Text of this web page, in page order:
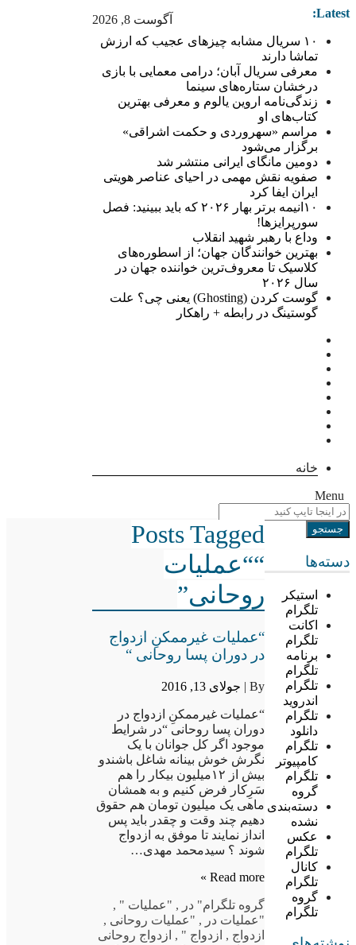
آگوست 8, 2026 Latest:
۱۰ سریال مشابه چیزهای عجیب که ارزش
تماشا دارند
معرفی سریال آبان؛ درامی معمایی با بازی
درخشان ستاره‌های سینما
زندگی‌نامه اروین یالوم و معرفی بهترین
کتاب‌های او
مراسم «سهروردی و حکمت اشراقی»
برگزار می‌شود
دومین مانگای ایرانی منتشر شد
صفویه نقش مهمی در احیای عناصر هویتی
ایران ایفا کرد
۱۰انیمه برتر بهار ۲۰۲۶ که باید ببینید: فصل
سورپرایزها!
وداع با رهبر شهید انقلاب
بهترین خوانندگان جهان؛ از اسطوره‌های
کلاسیک تا معروف‌ترین خواننده جهان در
سال ۲۰۲۶
گوست کردن (Ghosting) یعنی چی؟ علت
گوستینگ در رابطه + راهکار
خانه
Menu
دسته‌ها
استیکر
تلگرام
اکانت
تلگرام
برنامه
تلگرام
تلگرام
اندروید
تلگرام
دانلود
تلگرام
کامپیوتر
تلگرام
گروه
دسته‌بندی
نشده
عکس
تلگرام
کانال
تلگرام
گروه
تلگرام
Posts Tagged
““عملیات
روحانی”
“عملیات غیرممکنِ ازدواج
در دوران پسا روحانی “
By | جولای 13, 2016
“عملیات غیرممکنِ ازدواج در
دوران پسا روحانی “در شرایط
موجود اگر کل جوانان با یک
نگرش خوش بینانه شاغل باشندو
بیش از ۱۲میلیون بیکار را هم
سَرِکار فرض کنیم و به همشان
ماهی یک میلیون تومان هم حقوق
دهیم چند وقت و چقدر باید پس
انداز نمایند تا موفق به ازدواج
شوند ؟ سیدمحمد مهدی…
Read more »
گروه تلگرام" در , "عملیات " ,
"عملیات در , "عملیات روحانی ,
ازدواج , ازدواج " , ازدواج روحانی